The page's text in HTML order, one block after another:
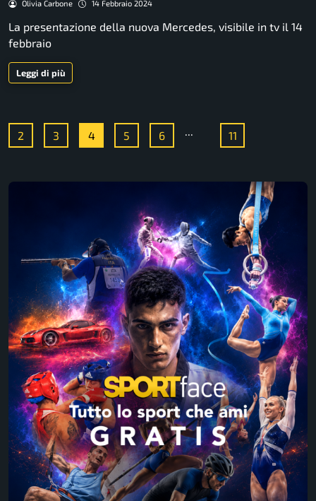
Olivia Carbone 14 Febbraio 2024
La presentazione della nuova Mercedes, visibile in tv il 14
febbraio
Leggi di più
2 3 4 5 6 ... 11